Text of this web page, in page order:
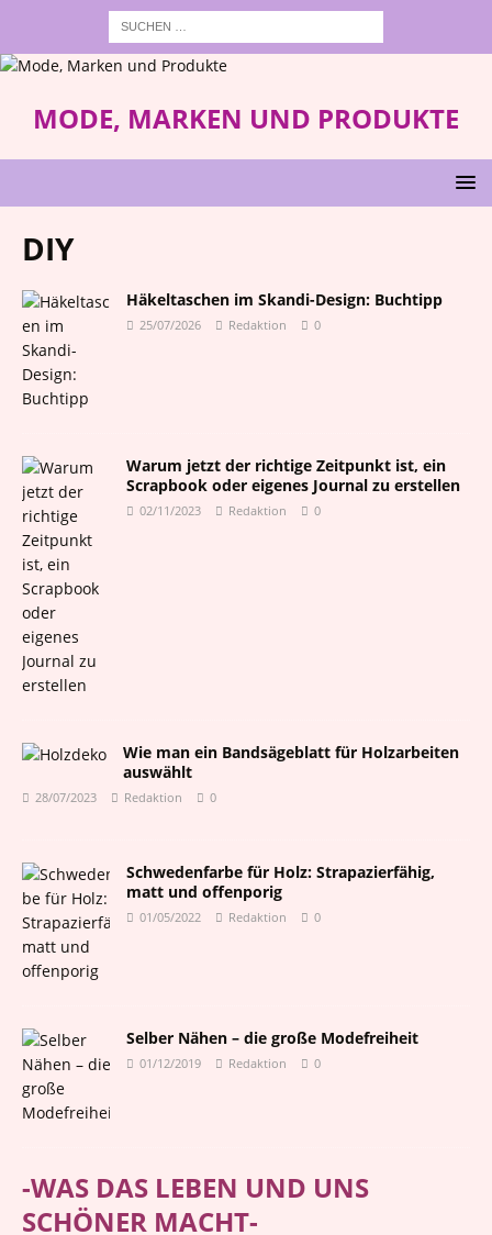
MODE, MARKEN UND PRODUKTE
DIY
Häkeltaschen im Skandi-Design: Buchtipp
25/07/2026 Redaktion 0
Warum jetzt der richtige Zeitpunkt ist, ein
Scrapbook oder eigenes Journal zu erstellen
02/11/2023 Redaktion 0
Wie man ein Bandsägeblatt für Holzarbeiten
auswählt
28/07/2023 Redaktion 0
Schwedenfarbe für Holz: Strapazierfähig,
matt und offenporig
01/05/2022 Redaktion 0
Selber Nähen – die große Modefreiheit
01/12/2019 Redaktion 0
-WAS DAS LEBEN UND UNS
SCHÖNER MACHT-